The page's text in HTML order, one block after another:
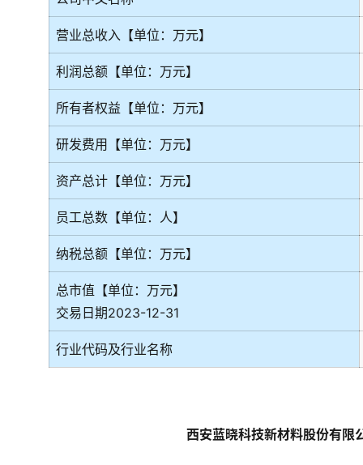
营业总收入【单位：万元】
利润总额【单位：万元】
所有者权益【单位：万元】
研发费用【单位：万元】
资产总计【单位：万元】
员工总数【单位：人】
纳税总额【单位：万元】
总市值【单位：万元】
交易日期2023-12-31
行业代码及行业名称
西安蓝晓科技新材料股份有限